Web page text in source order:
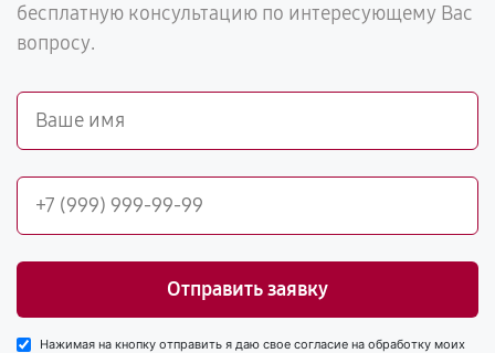
бесплатную консультацию по интересующему Вас
вопросу.
Отправить заявку
Нажимая на кнопку отправить я даю свое согласие на обработку моих